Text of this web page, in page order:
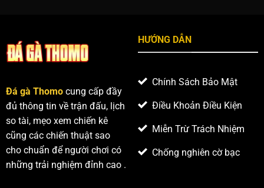
dẫn
Đá gà Thomo cung cấp đầy
đủ thông tin về trận đấu, lịch
so tài, mẹo xem chiến kê
cũng các chiến thuật sao
cho chuẩn để người chơi có
những trải nghiệm đỉnh cao .
HƯỚNG DẪN
Chính Sách Bảo Mật
Điều Khoản Điều Kiện
Miễn Trừ Trách Nhiệm
Chống nghiên cờ bạc